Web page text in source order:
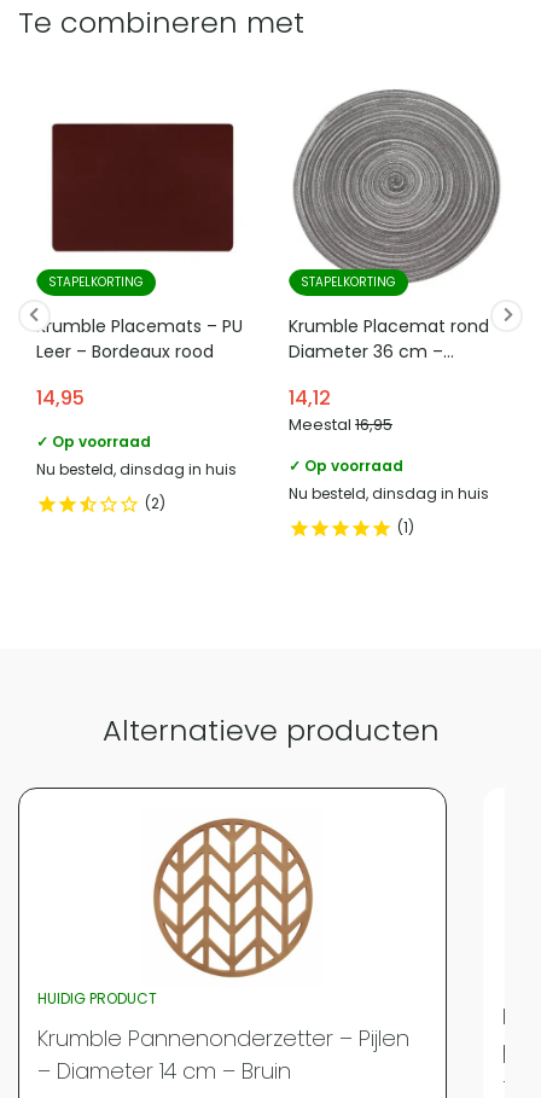
Te combineren met
STAPELKORTING
Krumble Placemats – PU
Leer – Bordeaux rood
14,95
✓ Op voorraad
Nu besteld, dinsdag in huis
2
STAPELKORTING
Krumble Placemat rond –
Diameter 36 cm –
14,12
Meestal 16,95
✓ Op voorraad
Nu besteld, dinsdag in huis
1
Alternatieve producten
HUIDIG PRODUCT
Krumble Pannenonderzetter – Pijlen
– Diameter 14 cm – Bruin
–